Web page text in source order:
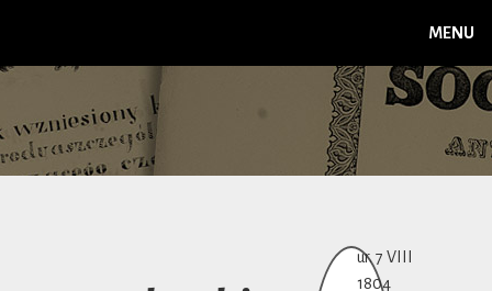
MENU
ur. 7 VIII
1804